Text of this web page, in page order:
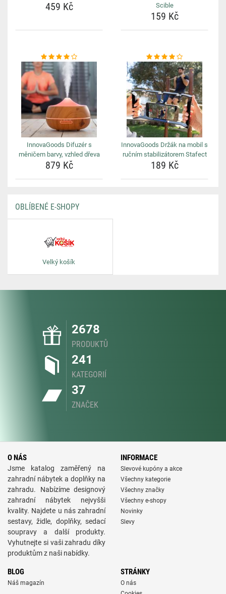
459 Kč
Scible
159 Kč
InnovaGoods Difuzér s
měničem barvy, vzhled dřeva
879 Kč
InnovaGoods Držák na mobil s
ručním stabilizátorem Stafect
189 Kč
OBLÍBENÉ E-SHOPY
Velký košík
2678
PRODUKTŮ
241
KATEGORIÍ
37
ZNAČEK
O NÁS
Jsme katalog zaměřený na
zahradní nábytek a doplňky na
zahradu. Nabízíme designový
zahradní nábytek nejvyšši
kvality. Najdete u nás zahradní
sestavy, židle, doplňky, sedací
soupravy a další produkty.
Vyhutnejte si vaši zahradu díky
produktům z naši nabídky.
INFORMACE
Slevové kupóny a akce
Všechny kategorie
Všechny značky
Všechny e-shopy
Novinky
Slevy
BLOG
Náš magazín
STRÁNKY
O nás